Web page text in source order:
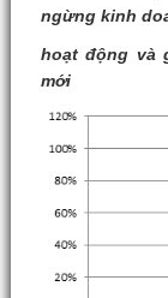
ngừng kinh
hoạt động và
mới